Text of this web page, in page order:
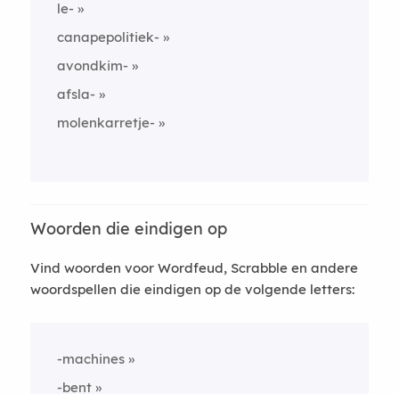
le-
canapepolitiek-
avondkim-
afsla-
molenkarretje-
Woorden die eindigen op
Vind woorden voor Wordfeud, Scrabble en andere
woordspellen die eindigen op de volgende letters:
-machines
-bent